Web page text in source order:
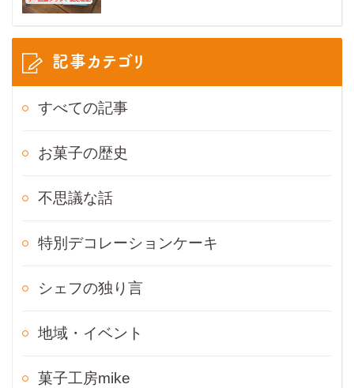
記事カテゴリ
すべての記事
お菓子の歴史
不思議な話
特別デコレーションケーキ
シェフの独り言
地域・イベント
菓子工房mike